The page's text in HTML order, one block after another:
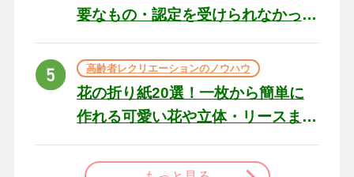
要なもの・認定を受けられなかっ
高齢者レクリエーションのノウハウ
花の折り紙20選！一枚から簡単に
作れる可愛い花や立体・リースま